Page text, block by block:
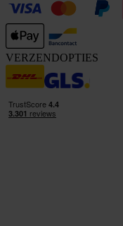
VERZENDOPTIES